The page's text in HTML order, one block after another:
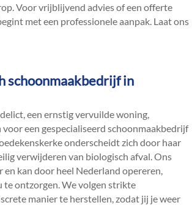
Voor vrijblijvend advies of een offerte
met een professionele aanpak.​ Laat ons
schoonmaakbedrijf in
een ernstig vervuilde woning,
een gespecialiseerd schoonmaakbedrijf
onderscheidt zich door haar
verwijderen van biologisch afval.​ Ons
kan door heel Nederland opereren,
te ontzorgen.​ We volgen strikte
manier te herstellen, zodat jij je weer